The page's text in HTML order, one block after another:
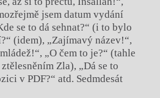
jsem datum vydání
se to dá sehnat?“ (i to bylo
(idem), „Zajímavý název!“,
„O čem to je?“ (tahle
Zla), „Dá se to
v PDF?“ atd. Sedmdesát